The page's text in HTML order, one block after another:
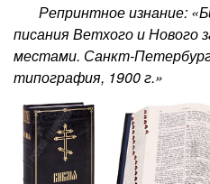
Репринтное изнание:
писания Ветхого и Нового
местами. Санкт-
типография, 1900 г.»